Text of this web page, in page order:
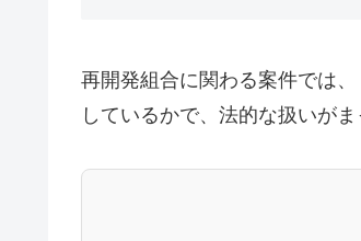
再開発組合に関わる案件では
しているかで、法的な扱いがま